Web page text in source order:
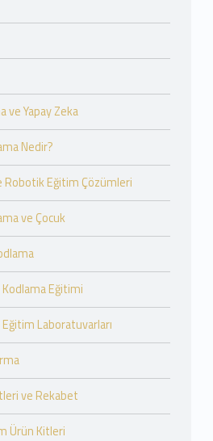
ve Yapay Zeka
Nedir?
Robotik Eğitim Çözümleri
ve Çocuk
Eğitimi
Laboratuvarları
ve Rekabet
Ürün Kitleri